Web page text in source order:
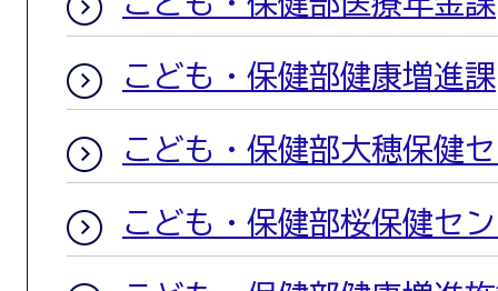
こども・保健部健康増進課
こども・保健部大穂保健
こども・保健部桜保健セ